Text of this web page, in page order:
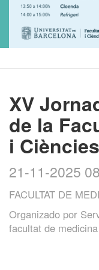
XV
de la
i
21-11-2025
FACULTAT DE
Organizado por
facultat de